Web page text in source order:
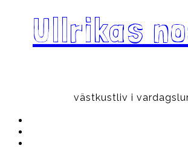
Ullrikas
västkustliv i